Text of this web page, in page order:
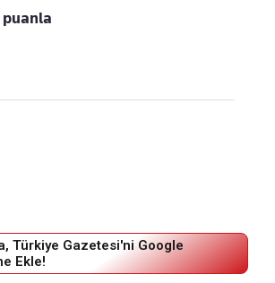
Türkiye Gazetesi'ni Google
Ekle!